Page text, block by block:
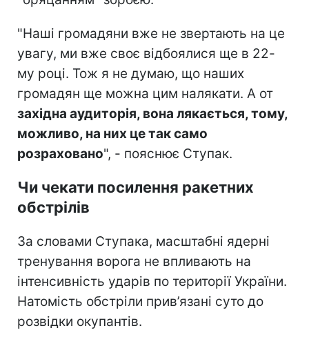
"Наші громадяни вже не звертають на це
увагу, ми вже своє відбоялися ще в 22-
му році. Тож я не думаю, що наших
громадян ще можна цим налякати. А от
західна аудиторія, вона лякається, тому,
можливо, на них це так само
розраховано", - пояснює Ступак.
Чи чекати посилення ракетних
обстрілів
За словами Ступака, масштабні ядерні
тренування ворога не впливають на
інтенсивність ударів по території України.
Натомість обстріли прив’язані суто до
розвідки окупантів.